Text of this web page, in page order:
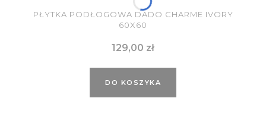
PŁYTKA PODŁOGOWA DADO CHARME IVORY
60X60
Cena
129,00 zł
DO KOSZYKA